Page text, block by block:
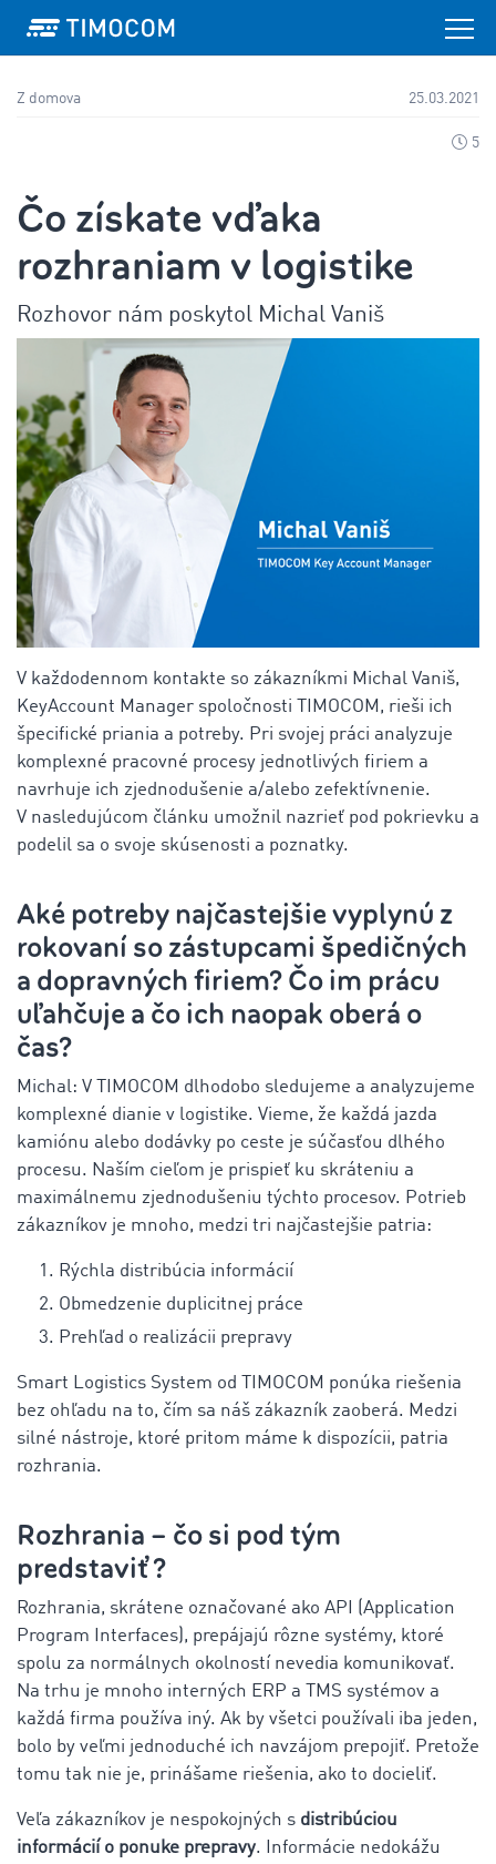
Z domova 25.03.2021
5
Čo získate vďaka
rozhraniam v logistike
Rozhovor nám poskytol Michal Vaniš
V každodennom kontakte so zákazníkmi Michal Vaniš,
KeyAccount Manager spoločnosti TIMOCOM, rieši ich
špecifické priania a potreby. Pri svojej práci analyzuje
komplexné pracovné procesy jednotlivých firiem a
navrhuje ich zjednodušenie a/alebo zefektívnenie.
V nasledujúcom článku umožnil nazrieť pod pokrievku a
podelil sa o svoje skúsenosti a poznatky.
Aké potreby najčastejšie vyplynú z
rokovaní so zástupcami špedičných
a dopravných firiem? Čo im prácu
uľahčuje a čo ich naopak oberá o
čas?
Michal: V TIMOCOM dlhodobo sledujeme a analyzujeme
komplexné dianie v logistike. Vieme, že každá jazda
kamiónu alebo dodávky po ceste je súčasťou dlhého
procesu. Naším cieľom je prispieť ku skráteniu a
maximálnemu zjednodušeniu týchto procesov. Potrieb
zákazníkov je mnoho, medzi tri najčastejšie patria:
Rýchla distribúcia informácií
Obmedzenie duplicitnej práce
Prehľad o realizácii prepravy
Smart Logistics System od TIMOCOM ponúka riešenia
bez ohľadu na to, čím sa náš zákazník zaoberá. Medzi
silné nástroje, ktoré pritom máme k dispozícii, patria
rozhrania.
Rozhrania – čo si pod tým
predstaviť?
Rozhrania, skrátene označované ako API (Application
Program Interfaces), prepájajú rôzne systémy, ktoré
spolu za normálnych okolností nevedia komunikovať.
Na trhu je mnoho interných ERP a TMS systémov a
každá firma používa iný. Ak by všetci používali iba jeden,
bolo by veľmi jednoduché ich navzájom prepojiť. Pretože
tomu tak nie je, prinášame riešenia, ako to docieliť.
Veľa zákazníkov je nespokojných s distribúciou
informácií o ponuke prepravy. Informácie nedokážu